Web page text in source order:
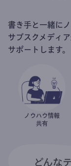
書き手と一緒に
サブスクメディ
サポートします。
ノウハウ情報
共有